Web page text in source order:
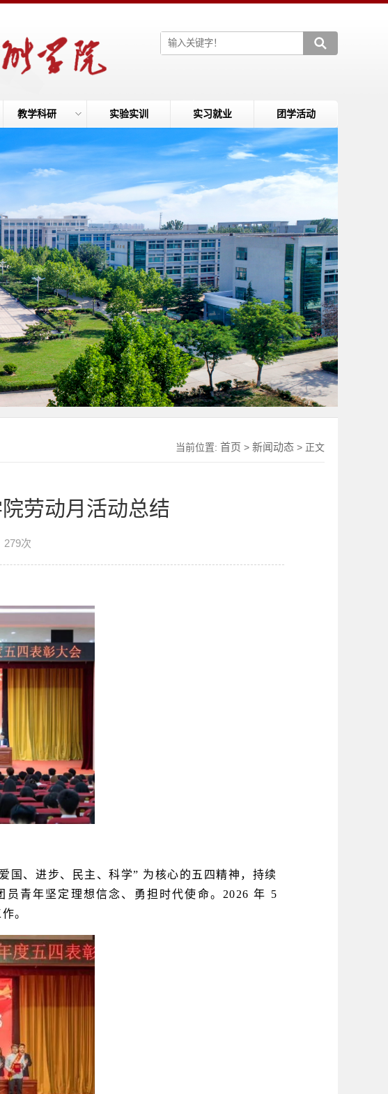
教学科研 实验实训 实习就业 团学活动
当前位置: 首页 > 新闻动态 > 正文
劳动月活动总结
279次
国、进步、民主、科学” 为核心的五四精神，持续
青年坚定理想信念、 勇担时代使命。 2026 年 5
。